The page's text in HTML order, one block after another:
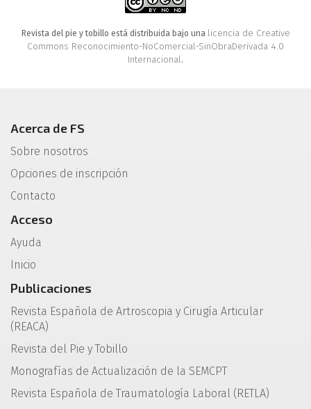
Revista del pie y tobillo está distribuida bajo una licencia de Creative
Commons Reconocimiento-NoComercial-SinObraDerivada 4.0
Internacional.
Acerca de FS
Sobre nosotros
Opciones de inscripción
Contacto
Acceso
Ayuda
Inicio
Publicaciones
Revista Española de Artroscopia y Cirugía Articular
(REACA)
Revista del Pie y Tobillo
Monografías de Actualización de la SEMCPT
Revista Española de Traumatología Laboral (RETLA)